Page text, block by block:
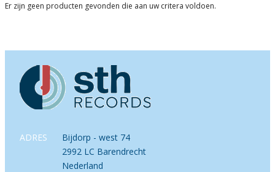
Er zijn geen producten gevonden die aan uw critera voldoen.
ADRES
Bijdorp - west 74
2992 LC Barendrecht
Nederland